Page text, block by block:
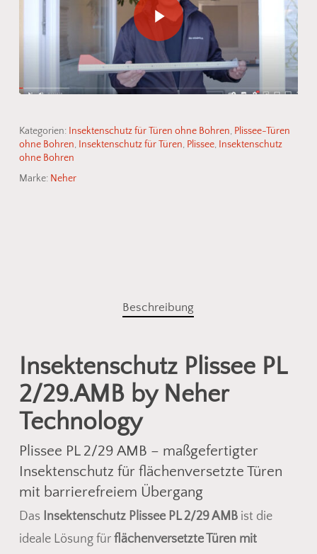
Kategorien: Insektenschutz für Türen ohne Bohren, Plissee-Türen
ohne Bohren, Insektenschutz für Türen, Plissee, Insektenschutz
ohne Bohren
Marke: Neher
Beschreibung
Insektenschutz Plissee PL
2/29.AMB by Neher
Technology
Plissee PL 2/29 AMB – maßgefertigter
Insektenschutz für flächenversetzte Türen
mit barrierefreiem Übergang
Das Insektenschutz Plissee PL 2/29 AMBist die
ideale Lösung für flächenversetzte Türen mit